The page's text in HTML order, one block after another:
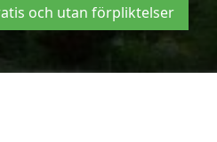
och utan förpliktelser